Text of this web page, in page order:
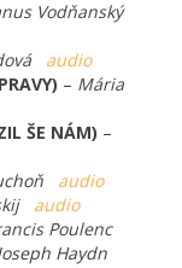
Vodňanský
audio
– Mária
ŠE NÁM) –
audio
audio
Poulenc
Haydn